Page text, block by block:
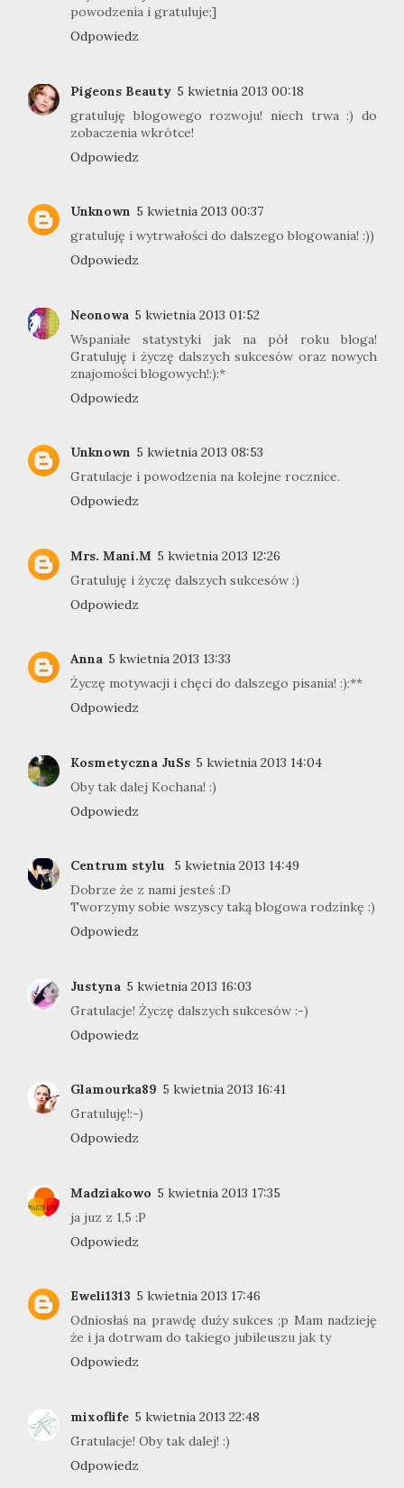
powodzenia i gratuluje;]
Odpowiedz
Pigeons Beauty 5 kwietnia 2013 00:18
gratuluję blogowego rozwoju! niech trwa :) do
zobaczenia wkrótce!
Odpowiedz
Unknown 5 kwietnia 2013 00:37
gratuluję i wytrwałości do dalszego blogowania! :))
Odpowiedz
Neonowa 5 kwietnia 2013 01:52
Wspaniałe statystyki jak na pół roku bloga!
Gratuluję i życzę dalszych sukcesów oraz nowych
znajomości blogowych!:):*
Odpowiedz
Unknown 5 kwietnia 2013 08:53
Gratulacje i powodzenia na kolejne rocznice.
Odpowiedz
Mrs. Mani.M 5 kwietnia 2013 12:26
Gratuluję i życzę dalszych sukcesów :)
Odpowiedz
Anna 5 kwietnia 2013 13:33
Życzę motywacji i chęci do dalszego pisania! :):**
Odpowiedz
Kosmetyczna JuSs 5 kwietnia 2013 14:04
Oby tak dalej Kochana! :)
Odpowiedz
Centrum stylu
5 kwietnia 2013 14:49
Dobrze że z nami jesteś :D
Tworzymy sobie wszyscy taką blogowa rodzinkę :)
Odpowiedz
Justyna 5 kwietnia 2013 16:03
Gratulacje! Życzę dalszych sukcesów :-)
Odpowiedz
Glamourka89 5 kwietnia 2013 16:41
Gratuluję!:-)
Odpowiedz
Madziakowo 5 kwietnia 2013 17:35
ja juz z 1,5 :P
Odpowiedz
Eweli1313 5 kwietnia 2013 17:46
Odniosłaś na prawdę duży sukces ;p Mam nadzieję
że i ja dotrwam do takiego jubileuszu jak ty
Odpowiedz
mixoflife 5 kwietnia 2013 22:48
Gratulacje! Oby tak dalej! :)
Odpowiedz